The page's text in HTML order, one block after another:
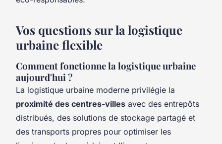
Vos questions sur la logistique
urbaine flexible
Comment fonctionne la logistique urbaine
aujourd'hui ?
La logistique urbaine moderne privilégie la
proximité des centres-villes avec des entrepôts
distribués, des solutions de stockage partagé et
des transports propres pour optimiser les